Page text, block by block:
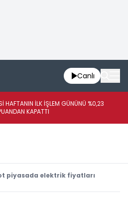
Canlı
HAFTANIN İLK İŞLEM GÜNÜNÜ %0,23
KAPATTI
piyasada elektrik fiyatları